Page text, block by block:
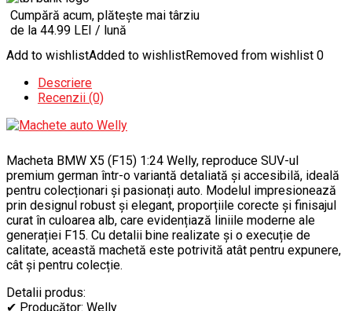
Cumpără acum, plătește mai târziu
de la 44.99 LEI / lună
Add to wishlistAdded to wishlistRemoved from wishlist 0
Descriere
Recenzii (0)
Macheta BMW X5 (F15) 1:24 Welly, reproduce SUV-ul
premium german într-o variantă detaliată și accesibilă, ideală
pentru colecționari și pasionați auto. Modelul impresionează
prin designul robust și elegant, proporțiile corecte și finisajul
curat în culoarea alb, care evidențiază liniile moderne ale
generației F15. Cu detalii bine realizate și o execuție de
calitate, această machetă este potrivită atât pentru expunere,
cât și pentru colecție.
Detalii produs:
✔ Producător: Welly